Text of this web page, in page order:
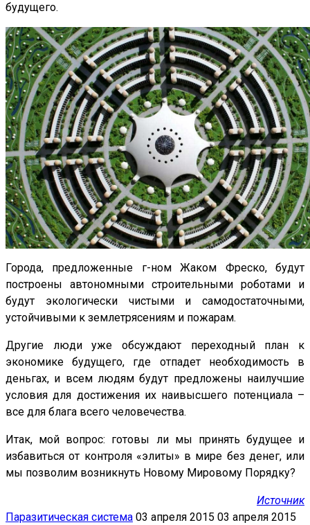
будущего.
Города, предложенные г-ном Жаком Фреско, будут
построены автономными строительными роботами и
будут экологически чистыми и самодостаточными,
устойчивыми к землетрясениям и пожарам.
Другие люди уже обсуждают переходный план к
экономике будущего, где отпадет необходимость в
деньгах, и всем людям будут предложены наилучшие
условия для достижения их наивысшего потенциала –
все для блага всего человечества.
Итак, мой вопрос: готовы ли мы принять будущее и
избавиться от контроля «элиты» в мире без денег, или
мы позволим возникнуть Новому Мировому Порядку?
Источник
Паразитическая система 03 апреля 2015 03 апреля 2015